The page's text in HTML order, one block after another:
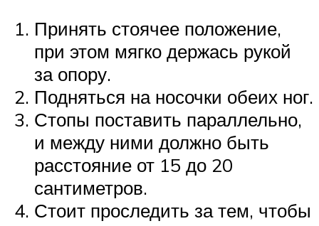
Принять стоячее положение,
при этом мягко держась рукой
за опору.
Подняться на носочки обеих ног.
Стопы поставить параллельно,
и между ними должно быть
расстояние от 15 до 20
сантиметров.
Стоит проследить за тем, чтобы